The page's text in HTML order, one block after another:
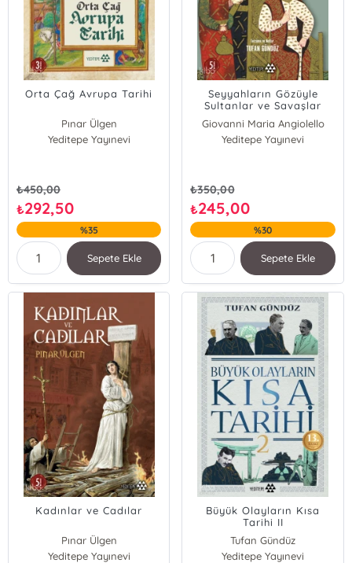
Orta Çağ Avrupa Tarihi
Pınar Ülgen
Yeditepe Yayınevi
₺450,00
₺292,50
%35
Sepete Ekle
Seyyahların Gözüyle
Sultanlar ve Savaşlar
Giovanni Maria Angiolello
Vincenzo Dalessandri
Yeditepe Yayınevi
₺350,00
₺245,00
%30
Sepete Ekle
Kadınlar ve Cadılar
Pınar Ülgen
Yeditepe Yayınevi
Büyük Olayların Kısa
Tarihi II
Tufan Gündüz
Yeditepe Yayınevi